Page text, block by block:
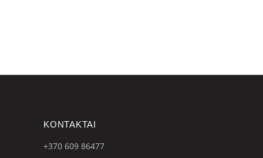
KONTAKTAI
+370 609 86477